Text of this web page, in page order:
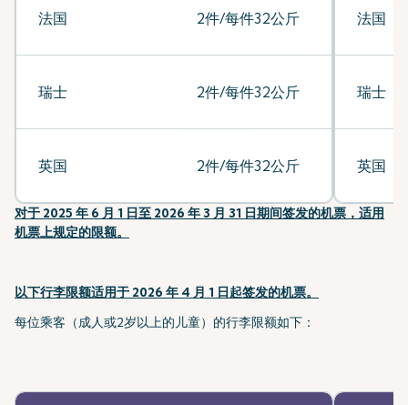
法国 2件/每件32公斤
瑞士 2件/每件32公斤
英国 2件/每件32公斤
法国
瑞士
英国
对于 2025 年 6 月 1 日至 2026 年 3 月 31 日期间签发的机票，适用
机票上规定的限额。
以下行李限额适用于 2026 年 4 月 1 日起签发的机票。
每位乘客（成人或2岁以上的儿童）的行李限额如下：